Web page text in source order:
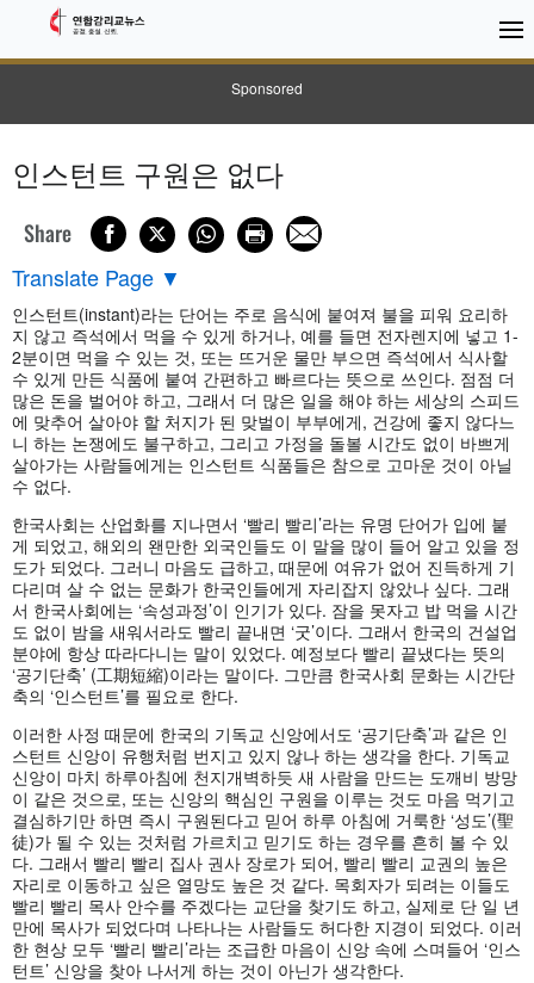
Sponsored
인스턴트 구원은 없다
Share
Translate Page ▼
인스턴트(instant)라는 단어는 주로 음식에 붙여져 불을 피워 요리하
지 않고 즉석에서 먹을 수 있게 하거나, 예를 들면 전자렌지에 넣고 1-
2분이면 먹을 수 있는 것, 또는 뜨거운 물만 부으면 즉석에서 식사할
수 있게 만든 식품에 붙여 간편하고 빠르다는 뜻으로 쓰인다. 점점 더
많은 돈을 벌어야 하고, 그래서 더 많은 일을 해야 하는 세상의 스피드
에 맞추어 살아야 할 처지가 된 맞벌이 부부에게, 건강에 좋지 않다느
니 하는 논쟁에도 불구하고, 그리고 가정을 돌볼 시간도 없이 바쁘게
살아가는 사람들에게는 인스턴트 식품들은 참으로 고마운 것이 아닐
수 없다.
한국사회는 산업화를 지나면서 ‘빨리 빨리’라는 유명 단어가 입에 붙
게 되었고, 해외의 왠만한 외국인들도 이 말을 많이 들어 알고 있을 정
도가 되었다. 그러니 마음도 급하고, 때문에 여유가 없어 진득하게 기
다리며 살 수 없는 문화가 한국인들에게 자리잡지 않았나 싶다. 그래
서 한국사회에는 ‘속성과정’이 인기가 있다. 잠을 못자고 밥 먹을 시간
도 없이 밤을 새워서라도 빨리 끝내면 ‘굿’이다. 그래서 한국의 건설업
분야에 항상 따라다니는 말이 있었다. 예정보다 빨리 끝냈다는 뜻의
‘공기단축’ (工期短縮)이라는 말이다. 그만큼 한국사회 문화는 시간단
축의 ‘인스턴트’를 필요로 한다.
이러한 사정 때문에 한국의 기독교 신앙에서도 ‘공기단축’과 같은 인
스턴트 신앙이 유행처럼 번지고 있지 않나 하는 생각을 한다. 기독교
신앙이 마치 하루아침에 천지개벽하듯 새 사람을 만드는 도깨비 방망
이 같은 것으로, 또는 신앙의 핵심인 구원을 이루는 것도 마음 먹기고
결심하기만 하면 즉시 구원된다고 믿어 하루 아침에 거룩한 ‘성도’(聖
徒)가 될 수 있는 것처럼 가르치고 믿기도 하는 경우를 흔히 볼 수 있
다. 그래서 빨리 빨리 집사 권사 장로가 되어, 빨리 빨리 교권의 높은
자리로 이동하고 싶은 열망도 높은 것 같다. 목회자가 되려는 이들도
빨리 빨리 목사 안수를 주겠다는 교단을 찾기도 하고, 실제로 단 일 년
만에 목사가 되었다며 나타나는 사람들도 허다한 지경이 되었다. 이러
한 현상 모두 ‘빨리 빨리’라는 조급한 마음이 신앙 속에 스며들어 ‘인스
턴트’ 신앙을 찾아 나서게 하는 것이 아닌가 생각한다.